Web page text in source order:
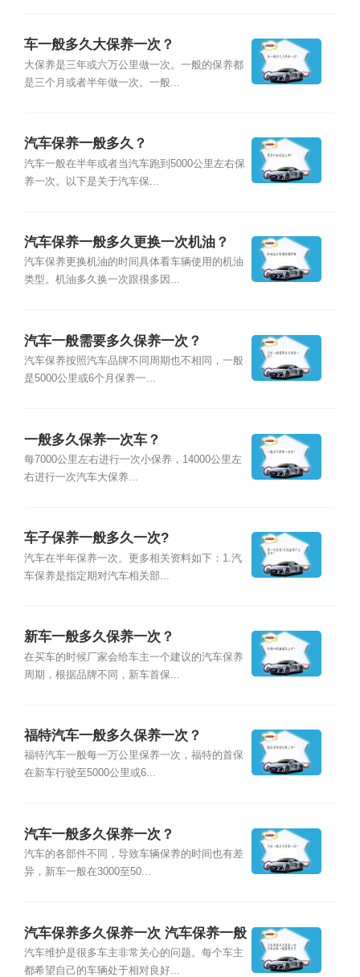
车一般多久大保养一次？
大保养是三年或六万公里做一次。一般的保养都
是三个月或者半年做一次。一般...
汽车保养一般多久？
汽车一般在半年或者当汽车跑到5000公里左右保
养一次。以下是关于汽车保...
汽车保养一般多久更换一次机油？
汽车保养更换机油的时间具体看车辆使用的机油
类型。机油多久换一次跟很多因...
汽车一般需要多久保养一次？
汽车保养按照汽车品牌不同周期也不相同，一般
是5000公里或6个月保养一...
一般多久保养一次车？
每7000公里左右进行一次小保养，14000公里左
右进行一次汽车大保养...
车子保养一般多久一次?
汽车在半年保养一次。更多相关资料如下：1.汽
车保养是指定期对汽车相关部...
新车一般多久保养一次？
在买车的时候厂家会给车主一个建议的汽车保养
周期，根据品牌不同，新车首保...
福特汽车一般多久保养一次？
福特汽车一般每一万公里保养一次，福特的首保
在新车行驶至5000公里或6...
汽车一般多久保养一次？
汽车的各部件不同，导致车辆保养的时间也有差
异，新车一般在3000至50...
汽车保养多久保养一次 汽车保养一般
需要多久
汽车维护是很多车主非常关心的问题。每个车主
都希望自己的车辆处于相对良好...